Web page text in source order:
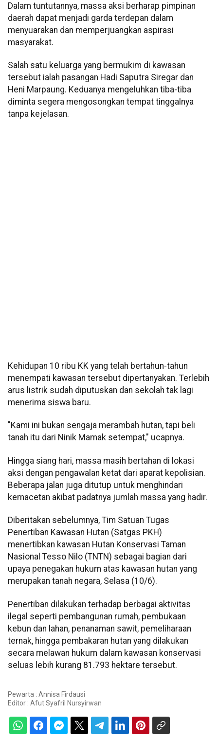
Dalam tuntutannya, massa aksi berharap pimpinan
daerah dapat menjadi garda terdepan dalam
menyuarakan dan memperjuangkan aspirasi
masyarakat.
Salah satu keluarga yang bermukim di kawasan
tersebut ialah pasangan Hadi Saputra Siregar dan
Heni Marpaung. Keduanya mengeluhkan tiba-tiba
diminta segera mengosongkan tempat tinggalnya
tanpa kejelasan.
Kehidupan 10 ribu KK yang telah bertahun-tahun
menempati kawasan tersebut dipertanyakan. Terlebih
arus listrik sudah diputuskan dan sekolah tak lagi
menerima siswa baru.
"Kami ini bukan sengaja merambah hutan, tapi beli
tanah itu dari Ninik Mamak setempat," ucapnya.
Hingga siang hari, massa masih bertahan di lokasi
aksi dengan pengawalan ketat dari aparat kepolisian.
Beberapa jalan juga ditutup untuk menghindari
kemacetan akibat padatnya jumlah massa yang hadir.
Diberitakan sebelumnya, Tim Satuan Tugas
Penertiban Kawasan Hutan (Satgas PKH)
menertibkan kawasan Hutan Konservasi Taman
Nasional Tesso Nilo (TNTN) sebagai bagian dari
upaya penegakan hukum atas kawasan hutan yang
merupakan tanah negara, Selasa (10/6).
Penertiban dilakukan terhadap berbagai aktivitas
ilegal seperti pembangunan rumah, pembukaan
kebun dan lahan, penanaman sawit, pemeliharaan
ternak, hingga pembakaran hutan yang dilakukan
secara melawan hukum dalam kawasan konservasi
seluas lebih kurang 81.793 hektare tersebut.
Pewarta : Annisa Firdausi
Editor : Afut Syafril Nursyirwan